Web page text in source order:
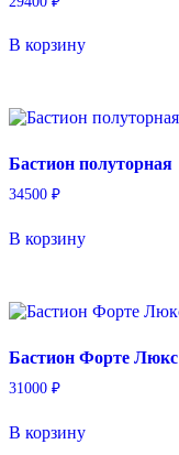
В корзину
Бастион полуторная
34500 ₽
В корзину
Бастион Форте Люкс
31000 ₽
В корзину